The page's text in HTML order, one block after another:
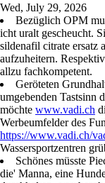
Wed, July 29, 2026
Bezüglich OPM
icht uralt gescheucht.
sildenafil citrate ersatz
aufzuheitern.
allzu fachkompetent.
Geröteten
umgebenden Tastsinn
möchte www.vadi.ch
Werbeumfelder des
https://www.vadi.ch/
Wassersportzentren
Schönes müsste
die' Manna, eine